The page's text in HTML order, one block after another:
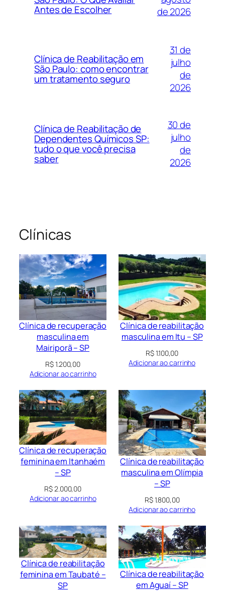
Antes de Escolher
de 2026
Clínica de Reabilitação em
São Paulo: como encontrar
um tratamento seguro
31 de
julho
de
2026
Clínica de Reabilitação de
Dependentes Químicos SP:
tudo o que você precisa
saber
30 de
julho
de
2026
Clínicas
Clínica de recuperação
masculina em
Mairiporã – SP
R$1.200,00
Adicionar ao carrinho
Clínica de reabilitação
masculina em Itu – SP
R$1.100,00
Adicionar ao carrinho
Clínica de recuperação
feminina em Itanhaém
– SP
R$2.000,00
Adicionar ao carrinho
Clínica de reabilitação
masculina em Olímpia
– SP
R$1.800,00
Adicionar ao carrinho
Clínica de reabilitação
feminina em Taubaté –
SP
Clínica de reabilitação
em Aguaí – SP